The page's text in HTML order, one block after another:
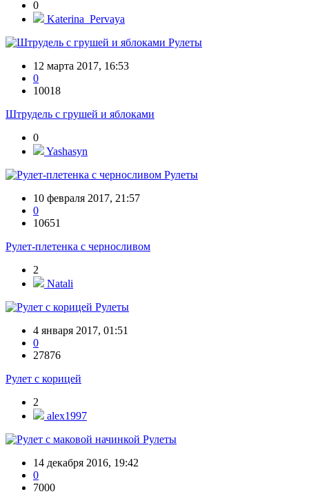
0
Katerina_Pervaya
Рулеты
12 марта 2017, 16:53
0
10018
Штрудель с грушей и яблоками
0
Yashasyn
Рулеты
10 февраля 2017, 21:57
0
10651
Рулет-плетенка с черносливом
2
Natali
Рулеты
4 января 2017, 01:51
0
27876
Рулет с корицей
2
alex1997
Рулеты
14 декабря 2016, 19:42
0
7000